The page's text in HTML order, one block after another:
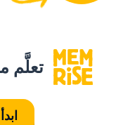
تعلَّم